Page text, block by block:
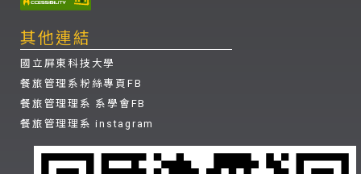
其他連結
國立屏東科技大學
餐旅管理系粉絲專頁FB
餐旅管理理系 系學會FB
餐旅管理理系 instagram